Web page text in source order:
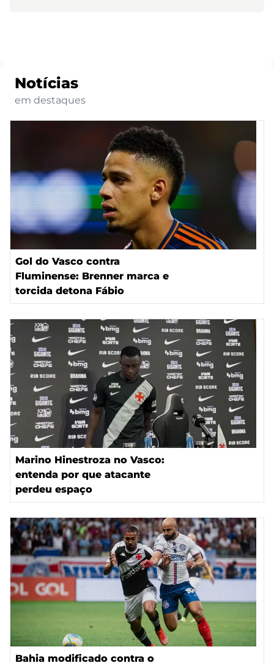
Notícias
em destaques
Gol do Vasco contra
Fluminense: Brenner marca e
torcida detona Fábio
Marino Hinestroza no Vasco:
entenda por que atacante
perdeu espaço
Bahia modificado contra o